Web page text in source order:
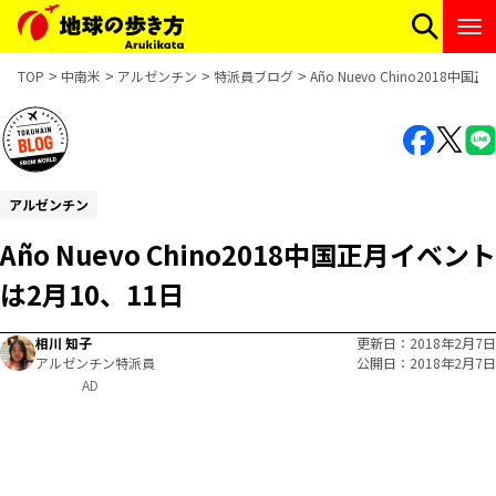
TOP 中南米 アルゼンチン 特派員ブログ Año Nuevo Chino2018中国正
アルゼンチン
Año Nuevo Chino2018中国正月イベント
は2月10、11日
相川 知子
アルゼンチン特派員
更新日
2018年2月7日
公開日
2018年2月7日
AD